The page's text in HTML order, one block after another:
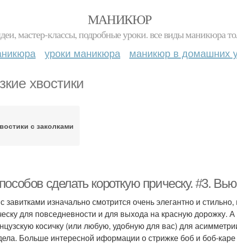
МАНИКЮР
мастер-классы, подробные уроки. все виды маникюра
уроки маникюра маникюр в домашних
хвостики
с заколками
сделать короткую прическу. #3.
завитками изначально смотрится очень элегантно и
для повседневности и для выхода на красную дорожку.
косичку (или любую, удобную для вас) для
Больше интересной иформации о стрижке боб и боб-